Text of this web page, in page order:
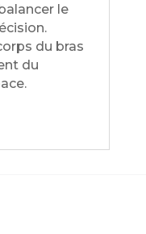
le
du bras
du